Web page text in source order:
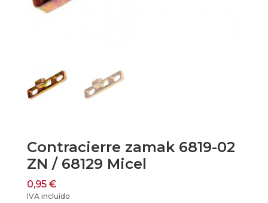
Contracierre zamak 6819-02
ZN / 68129 Micel
0,95 €
IVA incluído